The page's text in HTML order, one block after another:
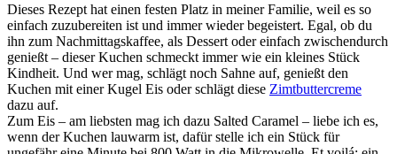
Dieses Rezept hat einen festen Platz in meiner Familie, weil es so
einfach zuzubereiten ist und immer wieder begeistert. Egal, ob du
ihn zum Nachmittagskaffee, als Dessert oder einfach zwischendurch
genießt – dieser Kuchen schmeckt immer wie ein kleines Stück
Kindheit. Und wer mag, schlägt noch Sahne auf, genießt den
Kuchen mit einer Kugel Eis oder schlägt diese Zimtbuttercreme
dazu auf.
Zum Eis – am liebsten mag ich dazu Salted Caramel – liebe ich es,
wenn der Kuchen lauwarm ist, dafür stelle ich ein Stück für